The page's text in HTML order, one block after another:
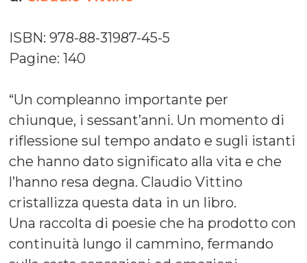
ISBN: 978-88-31987-45-5
Pagine: 140
“Un compleanno importante per
chiunque, i sessant’anni. Un momento di
riflessione sul tempo andato e sugli istanti
che hanno dato significato alla vita e che
l’hanno resa degna. Claudio Vittino
cristallizza questa data in un libro.
Una raccolta di poesie che ha prodotto con
continuità lungo il cammino, fermando